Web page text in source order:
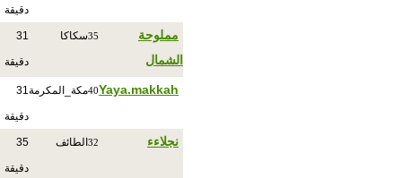
دقيقة
مملوحة
الشمال
35سكاكا 31
دقيقة
Yaya.makkah
40مكة_المكرمة31
دقيقة
نجلاءء 32 الطائف 35
دقيقة